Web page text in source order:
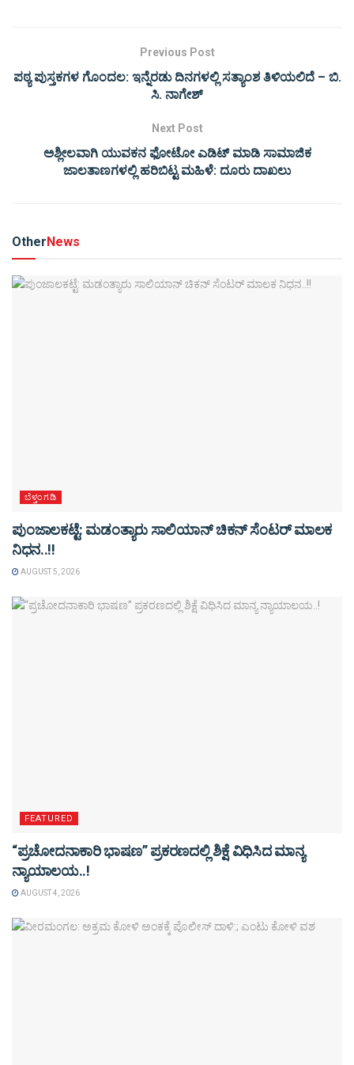
Previous Post
ಪಠ್ಯ ಪುಸ್ತಕಗಳ ಗೊಂದಲ: ಇನ್ನೆರಡು ದಿನಗಳಲ್ಲಿ ಸತ್ಯಾಂಶ ತಿಳಿಯಲಿದೆ – ಬಿ.
ಸಿ. ನಾಗೇಶ್
Next Post
ಅಶ್ಲೀಲವಾಗಿ ಯುವಕನ ಫೋಟೋ ಎಡಿಟ್ ಮಾಡಿ ಸಾಮಾಜಿಕ
ಜಾಲತಾಣಗಳಲ್ಲಿ ಹರಿಬಿಟ್ಟ ಮಹಿಳೆ: ದೂರು ದಾಖಲು
Other News
ಬೆಳ್ತಂಗಡಿ
ಪುಂಜಾಲಕಟ್ಟೆ: ಮಡಂತ್ಯಾರು ಸಾಲಿಯಾನ್ ಚಿಕನ್ ಸೆಂಟರ್ ಮಾಲಕ
ನಿಧನ..!!
AUGUST 5, 2026
FEATURED
“ಪ್ರಚೋದನಾಕಾರಿ ಭಾಷಣ” ಪ್ರಕರಣದಲ್ಲಿ ಶಿಕ್ಷೆ ವಿಧಿಸಿದ ಮಾನ್ಯ
ನ್ಯಾಯಾಲಯ..!
AUGUST 4, 2026